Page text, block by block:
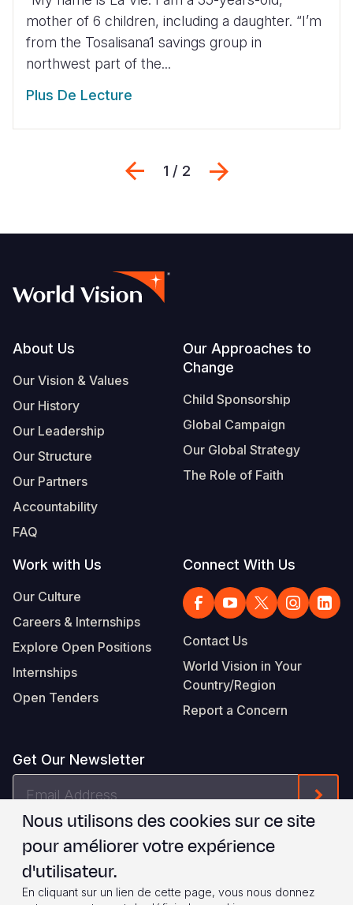
mother of 6 children, including a daughter. “I’m
from the Tosalisana1 savings group in
northwest part of the...
Plus De Lecture
Previous
1 / 2
Footer
About Us
Our Vision & Values
Our History
Our Leadership
Our Structure
Our Partners
Accountability
FAQ
Our Approaches to
Change
Child Sponsorship
Global Campaign
Our Global Strategy
The Role of Faith
Work with Us
Our Culture
Careers & Internships
Explore Open Positions
Internships
Open Tenders
Connect With Us
Contact Us
World Vision in Your
Country/Region
Report a Concern
Get Our Newsletter
Je suis d'accord avec les WVI's Terms & Conditions
Footer
Privacy Policy Terms of Use
Nous utilisons des cookies sur ce site
pour améliorer votre expérience
d'utilisateur.
En cliquant sur un lien de cette page, vous nous donnez